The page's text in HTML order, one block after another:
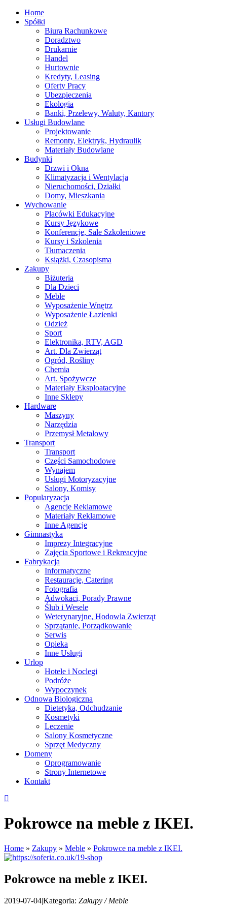
Home
Spółki
Biura Rachunkowe
Doradztwo
Drukarnie
Handel
Hurtownie
Kredyty, Leasing
Oferty Pracy
Ubezpieczenia
Ekologia
Banki, Przelewy, Waluty, Kantory
Usługi Budowlane
Projektowanie
Remonty, Elektryk, Hydraulik
Materiały Budowlane
Budynki
Drzwi i Okna
Klimatyzacja i Wentylacja
Nieruchomości, Działki
Domy, Mieszkania
Wychowanie
Placówki Edukacyjne
Kursy Językowe
Konferencje, Sale Szkoleniowe
Kursy i Szkolenia
Tłumaczenia
Książki, Czasopisma
Zakupy
Biżuteria
Dla Dzieci
Meble
Wyposażenie Wnętrz
Wyposażenie Łazienki
Odzież
Sport
Elektronika, RTV, AGD
Art. Dla Zwierząt
Ogród, Rośliny
Chemia
Art. Spożywcze
Materiały Eksploatacyjne
Inne Sklepy
Hardware
Maszyny
Narzędzia
Przemysł Metalowy
Transport
Transport
Części Samochodowe
Wynajem
Usługi Motoryzacyjne
Salony, Komisy
Popularyzacja
Agencje Reklamowe
Materiały Reklamowe
Inne Agencje
Gimnastyka
Imprezy Integracyjne
Zajęcia Sportowe i Rekreacyjne
Fabrykacja
Informatyczne
Restauracje, Catering
Fotografia
Adwokaci, Porady Prawne
Ślub i Wesele
Weterynaryjne, Hodowla Zwierząt
Sprzątanie, Porządkowanie
Serwis
Opieka
Inne Usługi
Urlop
Hotele i Noclegi
Podróże
Wypoczynek
Odnowa Biologiczna
Dietetyka, Odchudzanie
Kosmetyki
Leczenie
Salony Kosmetyczne
Sprzęt Medyczny
Domeny
Oprogramowanie
Strony Internetowe
Kontakt
Pokrowce na meble z IKEI.
Home » Zakupy » Meble » Pokrowce na meble z IKEI.
Pokrowce na meble z IKEI.
2019-07-04|Kategoria: Zakupy / Meble